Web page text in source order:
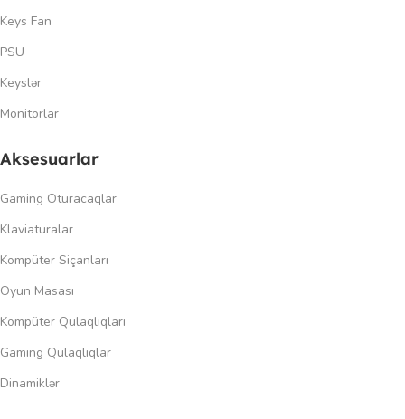
Keys Fan
PSU
Keyslər
Monitorlar
Aksesuarlar
Gaming Oturacaqlar
Klaviaturalar
Kompüter Siçanları
Oyun Masası
Kompüter Qulaqlıqları
Gaming Qulaqlıqlar
Dinamiklər